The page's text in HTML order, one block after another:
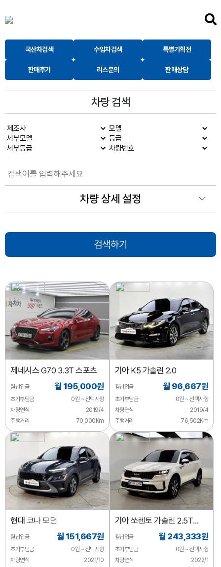
국산차검색 수입차검색 특별기획전
판매후기 리스문의 판매상담
차량 검색
차량 상세 설정
제네시스 G70 3.3T 스포츠
월납입금 월 195,000원
초기부담금
0원 ~ 선택사항
차량연식
2019/4
주행거리
70,000Km
기아K5 가솔린 2.0
월납입금 월 96,667원
초기부담금
0원 ~ 선택사항
차량연식
2019/4
주행거리
76,502Km
현대 코나 모던
월납입금 월 151,667원
초기부담금
0원 ~ 선택사항
차량연식
2021/10
기아쏘렌토 가솔린 2.5T
2WD 노블레스
월납입금 월 243,333원
초기부담금
0원 ~ 선택사항
차량연식
2022/1